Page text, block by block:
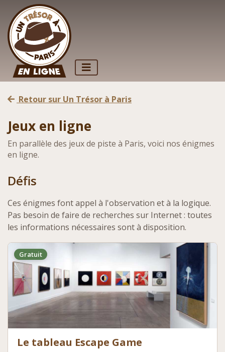
Retour sur Un Trésor à Paris
Jeux en ligne
En parallèle des jeux de piste à Paris, voici nos énigmes
en ligne.
Défis
Ces énigmes font appel à l'observation et à la logique.
Pas besoin de faire de recherches sur Internet : toutes
les informations nécessaires sont à disposition.
Gratuit
Le tableau Escape Game